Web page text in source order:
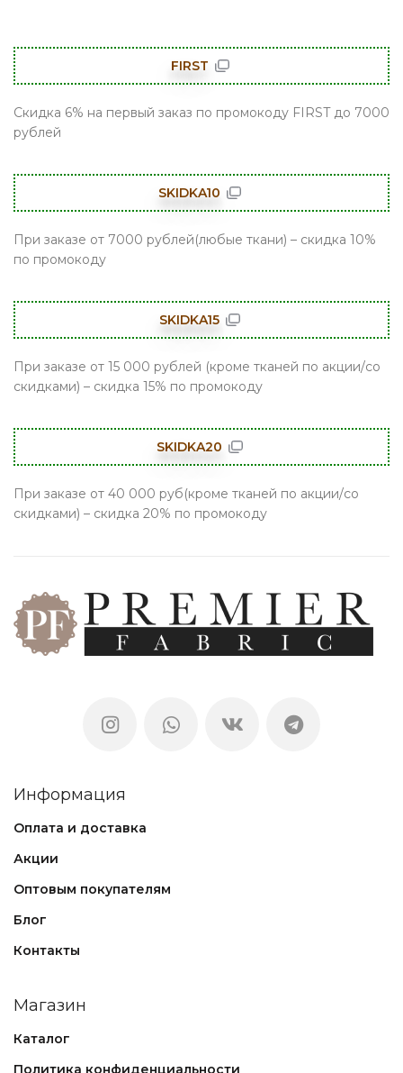
FIRST
Скидка 6% на первый заказ по промокоду FIRST до 7000
рублей
SKIDKA10
При заказе от 7000 рублей(любые ткани) – скидка 10%
по промокоду
SKIDKA15
При заказе от 15 000 рублей (кроме тканей по акции/со
скидками) – скидка 15% по промокоду
SKIDKA20
При заказе от 40 000 руб(кроме тканей по акции/со
скидками) – скидка 20% по промокоду
Информация
Оплата и доставка
Акции
Оптовым покупателям
Блог
Контакты
Магазин
Каталог
Политика конфиденциальности